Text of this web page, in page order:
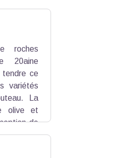
roches
20aine
tendre ce
variétés
La
olive et
de
pour des